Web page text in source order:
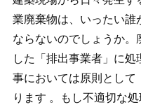
業廃棄物は、いったい誰
ならないのでしょうか。
した「排出事業者」に処
事においては原則として
ります 。
もし不適切な